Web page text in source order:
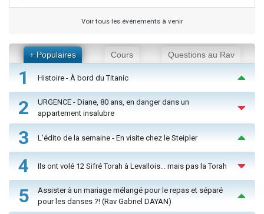
Voir tous les événements à venir
+ Populaires Cours Questions au Rav
1 Histoire - À bord du Titanic
2
URGENCE - Diane, 80 ans, en danger dans un
appartement insalubre
3 L'édito de la semaine - En visite chez le Steipler
4 Ils ont volé 12 Sifré Torah à Levallois… mais pas la Torah
5
Assister à un mariage mélangé pour le repas et séparé
pour les danses ?! (Rav Gabriel DAYAN)